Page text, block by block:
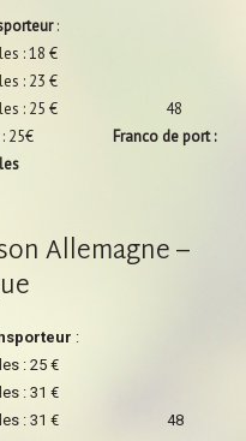
:
: 18 €
: 23 €
: 25 € 48
: 25€
Franco de port :
Allemagne –
:
: 25 €
: 31 €
: 31 € 48